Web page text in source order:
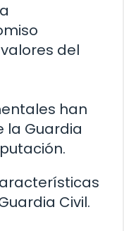
del
han
la Guardia
Civil.